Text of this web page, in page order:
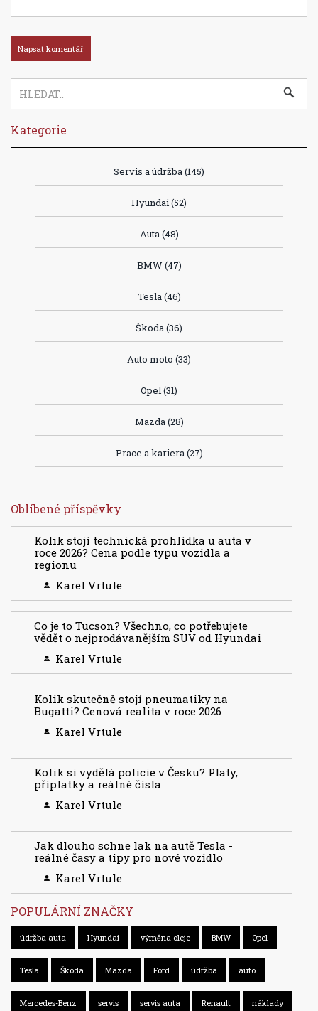
Kategorie
Servis a údržba(145)
Hyundai(52)
Auta(48)
BMW (47)
Tesla(46)
Škoda(36)
Auto moto (33)
Opel(31)
Mazda(28)
Prace a kariera(27)
Oblíbené příspěvky
Kolik stojí technická prohlídka u auta v
roce 2026? Cena podle typu vozidla a
regionu
Karel Vrtule
Co je to Tucson? Všechno, co potřebujete
vědět o nejprodávanějším SUV od Hyundai
Karel Vrtule
Kolik skutečně stojí pneumatiky na
Bugatti? Cenová realita v roce 2026
Karel Vrtule
Kolik si vydělá policie v Česku? Platy,
příplatky a reálné čísla
Karel Vrtule
Jak dlouho schne lak na autě Tesla -
reálné časy a tipy pro nové vozidlo
Karel Vrtule
POPULÁRNÍ ZNAČKY
údržba auta Hyundai výměna oleje BMW Opel
Tesla Škoda Mazda Ford údržba auto
Mercedes-Benz servis servis auta Renault náklady